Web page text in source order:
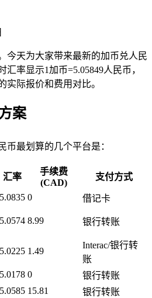
今天为大家带来最新的加币兑人民
率显示1加币=5.05849人民币，
实际报价和费用对比。
案
币最划算的几个平台是：
汇率
手续费
(CAD)
支付方式
5.0835 0
借记卡
5.0574 8.99 银行转账
5.0225 1.49
Interac/银行转
账
5.0178 0
银行转账
5.0585 15.81 银行转账